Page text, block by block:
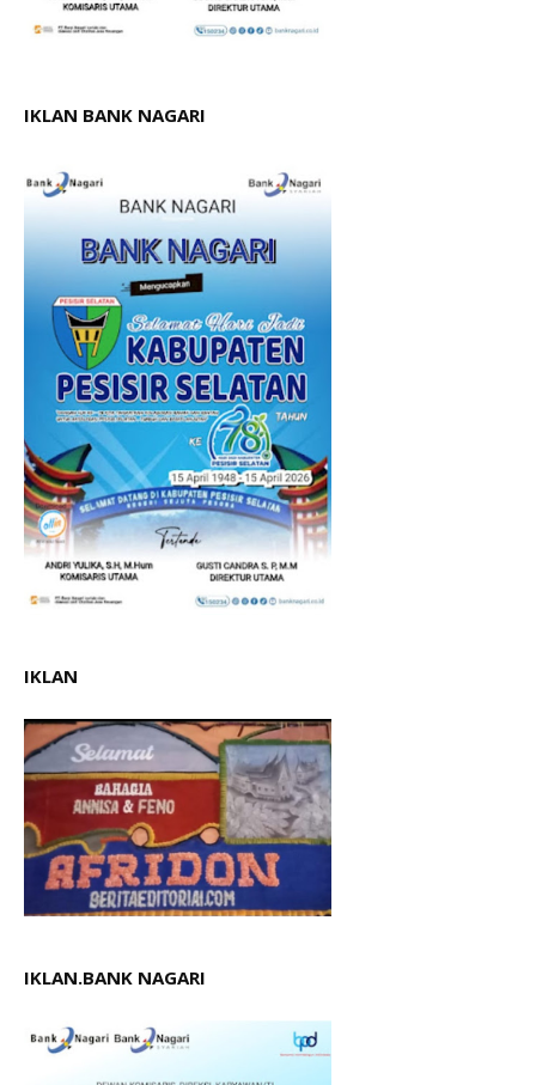
IKLAN BANK NAGARI
IKLAN
IKLAN.BANK NAGARI